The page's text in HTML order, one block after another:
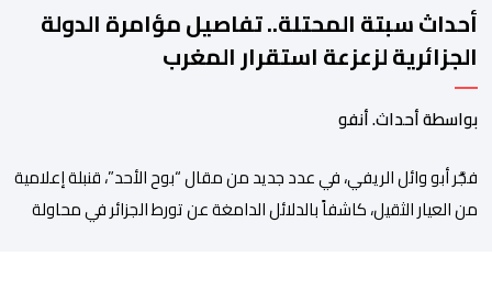
أحداث سبتة المحتلة.. تفاصيل مؤامرة الدولة
الجزائرية لزعزعة استقرار المغرب
بواسطة أحداث. أنفو
فجَّر أبو وائل الريفي، في عدد جديد من مقال “بوح الأحد”، قنبلة إعلامية
من العيار الثقيل، كاشفاً بالدلائل الدامغة عن تورط الجزائر في محاولة